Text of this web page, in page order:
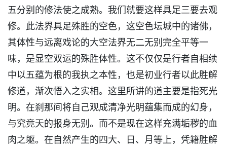
五分别的修法使之成熟。我们就要这样具足三要去观
修。此法界具足殊胜的空色，这空色坛城中的诸佛，
其体性与远离戏论的大空法界无二无别完全平等一
味，是显空双运的殊胜体性。这不仅仅是行者自相续
中以五蕴为根的我执之本性，也是初业行者以此胜解
修道，渐次悟入之实相。这里所讲的道主要是指死光
明。在刹那间将自己观成清净光明蕴集而成的幻身，
与究竟天的报身无别。而不是现在这样充满垢秽的血
肉之躯。在自然产生的四大、日、月等上，凭籍胜解